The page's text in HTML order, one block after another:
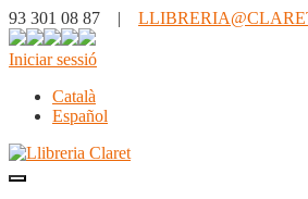
93 301 08 87 |
Iniciar sessió
Català
Español